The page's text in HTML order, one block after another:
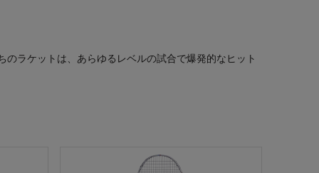
ラケットは、あらゆるレベルの試合で爆発的なヒット